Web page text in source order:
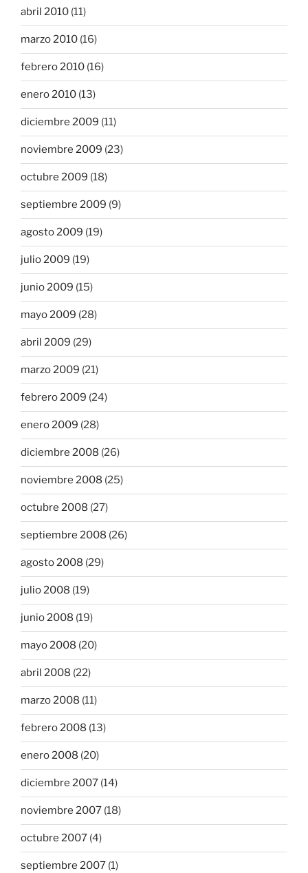
abril 2010 (11)
marzo 2010 (16)
febrero 2010 (16)
enero 2010 (13)
diciembre 2009 (11)
noviembre 2009 (23)
octubre 2009 (18)
septiembre 2009 (9)
agosto 2009 (19)
julio 2009 (19)
junio 2009 (15)
mayo 2009 (28)
abril 2009 (29)
marzo 2009 (21)
febrero 2009 (24)
enero 2009 (28)
diciembre 2008 (26)
noviembre 2008 (25)
octubre 2008 (27)
septiembre 2008 (26)
agosto 2008 (29)
julio 2008 (19)
junio 2008 (19)
mayo 2008 (20)
abril 2008 (22)
marzo 2008 (11)
febrero 2008 (13)
enero 2008 (20)
diciembre 2007 (14)
noviembre 2007 (18)
octubre 2007 (4)
septiembre 2007 (1)